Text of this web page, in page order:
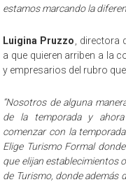
estamos marcando la
Luigina Pruzzo , directora
a que quieren arriben a la
y empresarios del rubro
“Nosotros de alguna
de la temporada y
comenzar con la
Elige Turismo Formal
que elijan establecimientos
de Turismo, donde además